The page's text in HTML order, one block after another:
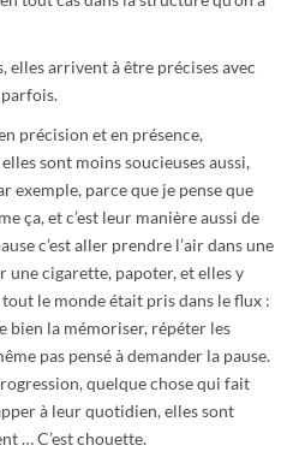
elles arrivent à être précises avec
précision et en présence,
sont moins soucieuses aussi,
exemple, parce que je pense que
ça, et c’est leur manière aussi de
c’est aller prendre l’air dans une
une cigarette, papoter, et elles y
le monde était pris dans le flux :
bien la mémoriser, répéter les
pas pensé à demander la pause.
quelque chose qui fait
à leur quotidien, elles sont
… C’est chouette.